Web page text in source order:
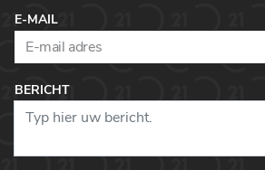
E-MAIL
BERICHT